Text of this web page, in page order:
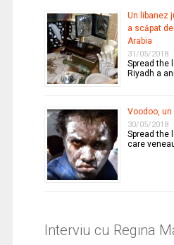
Un libanez
a scăpat
Arabia
31/05/2018
Spread the
Riyadh a
Voodoo,
30/05/2018
Spread the
care
Interviu cu Regina